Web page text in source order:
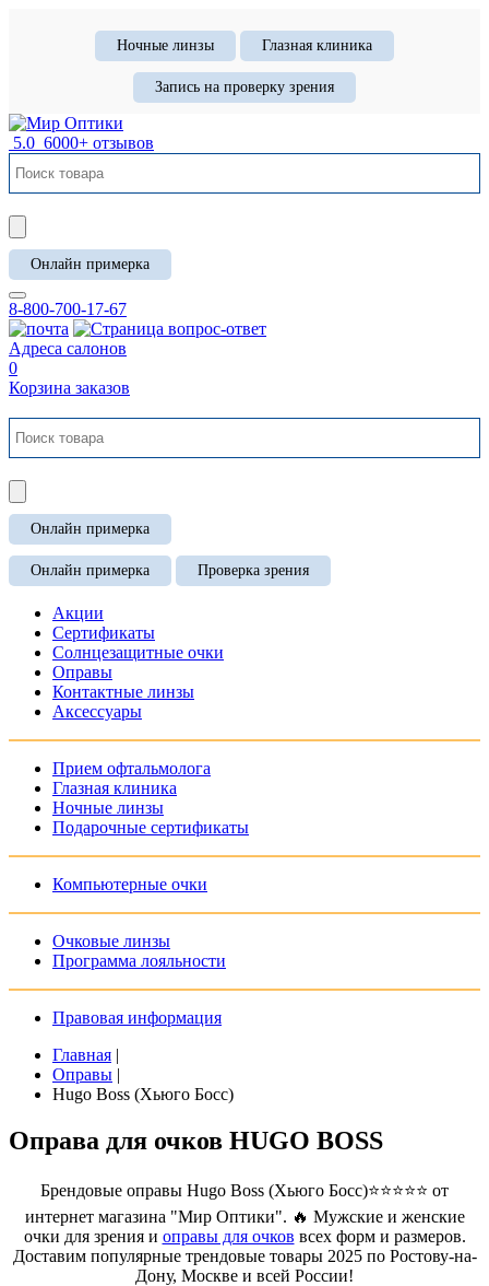
Ночные линзы Глазная клиника
Запись на проверку зрения
5.0 6000+ отзывов
Онлайн примерка
8-800-700-17-67
Адреса салонов
0
Корзина заказов
Онлайн примерка
Онлайн примерка Проверка зрения
Акции
Сертификаты
Солнцезащитные очки
Оправы
Контактные линзы
Аксессуары
Прием офтальмолога
Глазная клиника
Ночные линзы
Подарочные сертификаты
Компьютерные очки
Очковые линзы
Программа лояльности
Правовая информация
Главная |
Оправы |
Hugo Boss (Хьюго Босс)
Оправа для очков HUGO BOSS
Брендовые оправы Hugo Boss (Хьюго Босс)⭐⭐⭐⭐⭐ от
интернет магазина "Мир Оптики". 🔥 Мужские и женские
очки для зрения и оправы для очков всех форм и размеров.
Доставим популярные трендовые товары 2025 по Ростову-на-
Дону, Москве и всей России!